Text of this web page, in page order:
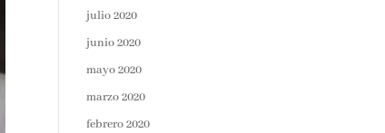
julio 2020
junio 2020
mayo 2020
marzo 2020
febrero 2020